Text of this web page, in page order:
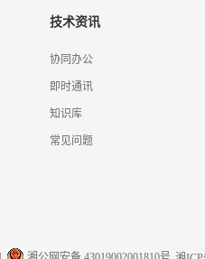
技术资讯
协同办公
即时通讯
知识库
常见问题